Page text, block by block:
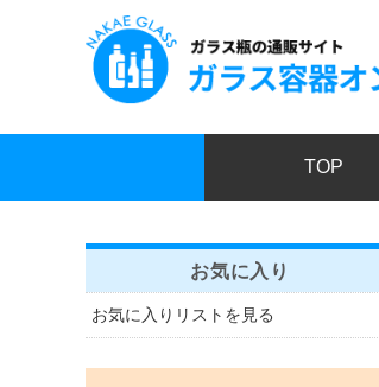
TOP
お気に入り
お気に入りリストを見る